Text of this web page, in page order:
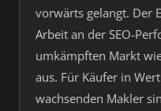
vorwärts gelangt. Der
Arbeit an der SEO-
umkämpften Markt
aus. Für Käufer in
wachsenden Makler